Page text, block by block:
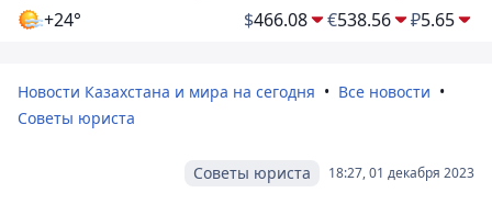
+24° $466.08 €538.56 ₽5.65
Новости Казахстана и мира на сегодня
Все новости
Советы юриста
18:27, 01 декабря 2023
Советы юриста